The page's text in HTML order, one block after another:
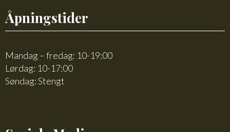
Åpningstider
Mandag – fredag: 10-19:00
Lørdag: 10-17:00
Søndag: Stengt